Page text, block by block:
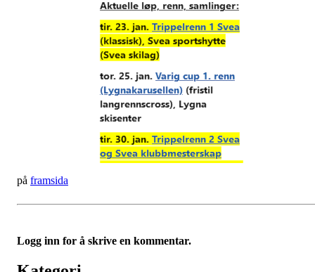
på framsida
Logg inn for å skrive en kommentar.